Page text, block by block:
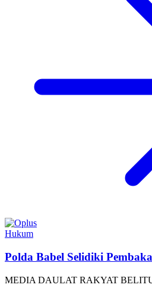
Hukum
Polda Babel Selidiki
MEDIA DAULAT RAKYAT